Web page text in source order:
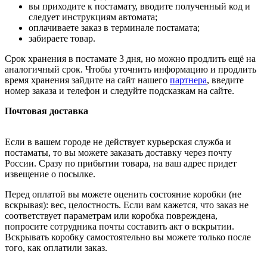
вы приходите к постамату, вводите полученный код и
следует инструкциям автомата;
оплачиваете заказ в терминале постамата;
забираете товар.
Срок хранения в постамате 3 дня, но можно продлить ещё на
аналогичный срок. Чтобы уточнить информацию и продлить
время хранения зайдите на сайт нашего партнера, введите
номер заказа и телефон и следуйте подсказкам на сайте.
Почтовая доставка
Если в вашем городе не действует курьерская служба и
постаматы, то вы можете заказать доставку через почту
России. Сразу по прибытии товара, на ваш адрес придет
извещение о посылке.
Перед оплатой вы можете оценить состояние коробки (не
вскрывая): вес, целостность. Если вам кажется, что заказ не
соответствует параметрам или коробка повреждена,
попросите сотрудника почты составить акт о вскрытии.
Вскрывать коробку самостоятельно вы можете только после
того, как оплатили заказ.